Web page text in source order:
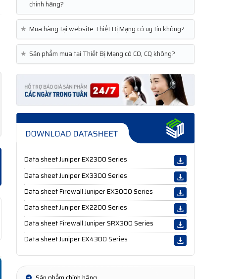
chính hãng?
★ Mua hàng tại website Thiết Bị Mạng có uy tín không?
★ Sản phẩm mua tại Thiết Bị Mạng có CO, CQ không?
Data sheet Juniper EX2300 Series
Data sheet Juniper EX3300 Series
Data sheet Firewall Juniper EX3000 Series
Data sheet Juniper EX2200 Series
Data sheet Firewall Juniper SRX300 Series
Data sheet Juniper EX4300 Series